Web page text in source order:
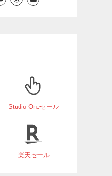
Studio Oneセール
楽天セール